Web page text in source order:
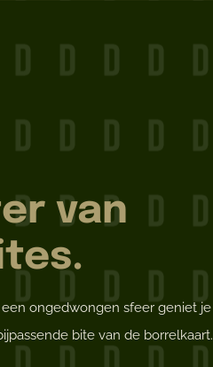
van
een ongedwongen sfeer geniet je
bite van de borrelkaart.